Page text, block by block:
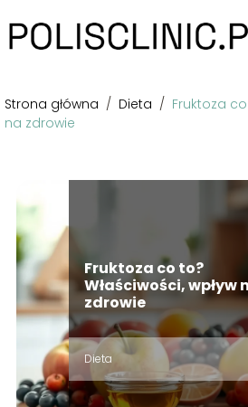
Strona główna / Dieta / Fruktoza co
na zdrowie
Fruktoza co to?
Właściwości, wpływ
zdrowie
Dieta